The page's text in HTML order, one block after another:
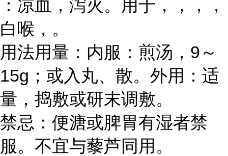
：凉血，泻火。用于，，，，
白喉，。
用法用量：内服：煎汤，9～
15g；或入丸、散。外用：适
量，捣敷或研末调敷。
禁忌：便溏或脾胃有湿者禁
服。不宜与藜芦同用。